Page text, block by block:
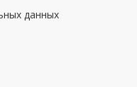
данных